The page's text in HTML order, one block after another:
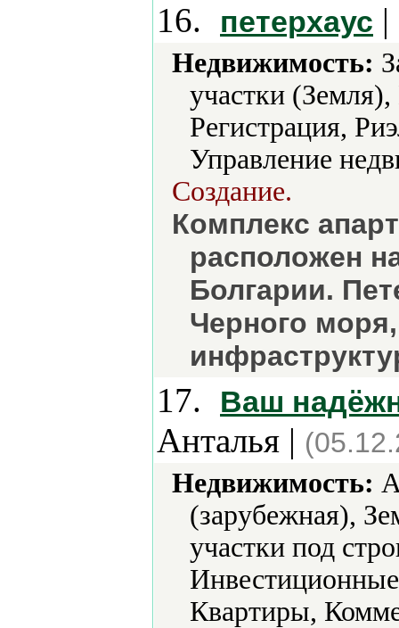
16. петерхаус
Недвижимость:
участки
Регистрация,
Управление
Создание.
Комплекс
расположен
Болгарии.
Черного
17. Ваш
Анталья |
Недвижимость:
(зарубежная),
участки под
Квартиры,